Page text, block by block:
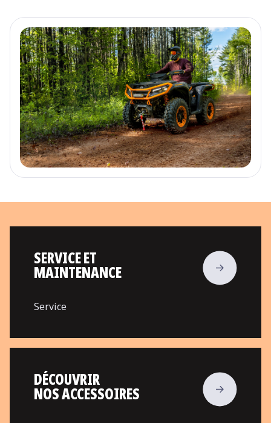
SERVICE ET
MAINTENANCE
Service
DÉCOUVRIR
NOS ACCESSOIRES